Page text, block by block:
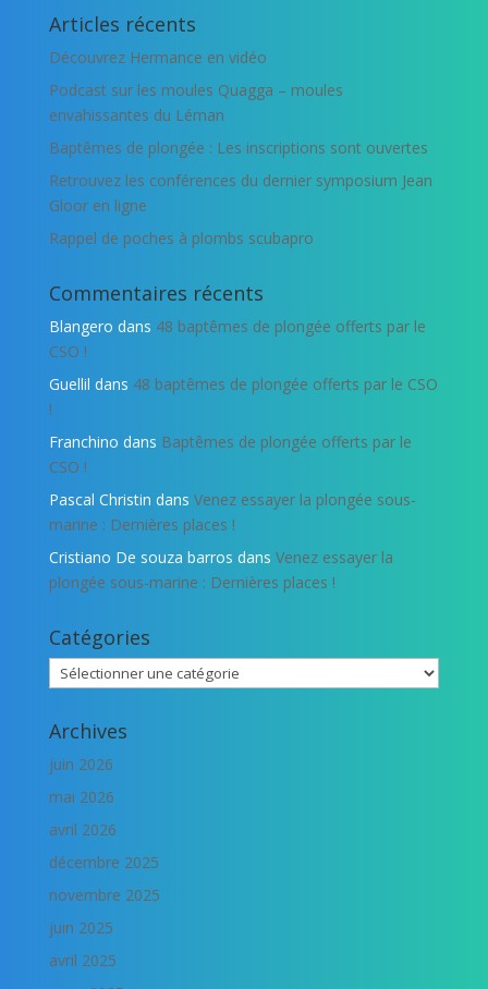
Articles récents
Découvrez Hermance en vidéo
Podcast sur les moules Quagga – moules
envahissantes du Léman
Baptêmes de plongée : Les inscriptions sont ouvertes
Retrouvez les conférences du dernier symposium Jean
Gloor en ligne
Rappel de poches à plombs scubapro
Commentaires récents
Blangero dans 48 baptêmes de plongée offerts par le
CSO !
Guellil dans 48 baptêmes de plongée offerts par le CSO
!
Franchino dans Baptêmes de plongée offerts par le
CSO !
Pascal Christin dans Venez essayer la plongée sous-
marine : Dernières places !
Cristiano De souza barros dans Venez essayer la
plongée sous-marine : Dernières places !
Catégories
Catégories
Archives
juin 2026
mai 2026
avril 2026
décembre 2025
novembre 2025
juin 2025
avril 2025